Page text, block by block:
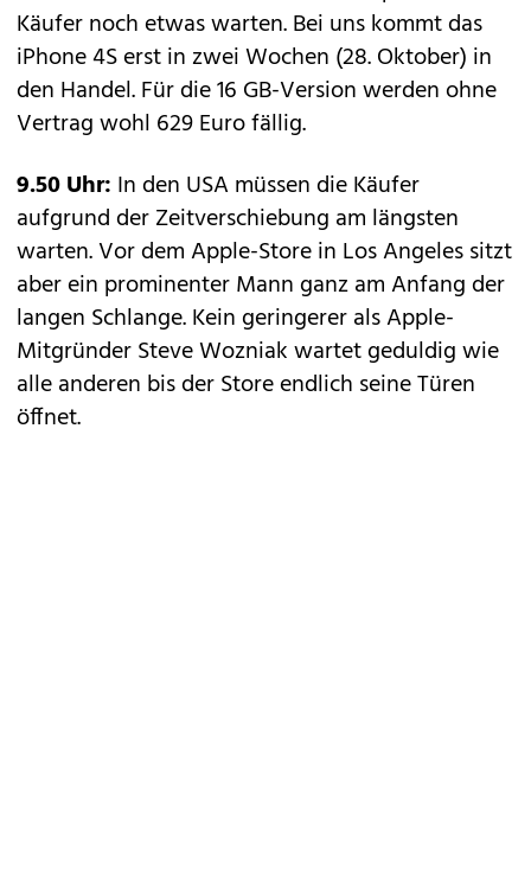
Käufer noch etwas warten. Bei uns kommt das
iPhone 4S erst in zwei Wochen (28. Oktober) in
den Handel. Für die 16 GB-Version werden ohne
Vertrag wohl 629 Euro fällig.
9.50 Uhr: In den USA müssen die Käufer
aufgrund der Zeitverschiebung am längsten
warten. Vor dem Apple-Store in Los Angeles sitzt
aber ein prominenter Mann ganz am Anfang der
langen Schlange. Kein geringerer als Apple-
MitgründerSteve Wozniakwartet geduldig wie
alle anderen bis der Store endlich seine Türen
öffnet.